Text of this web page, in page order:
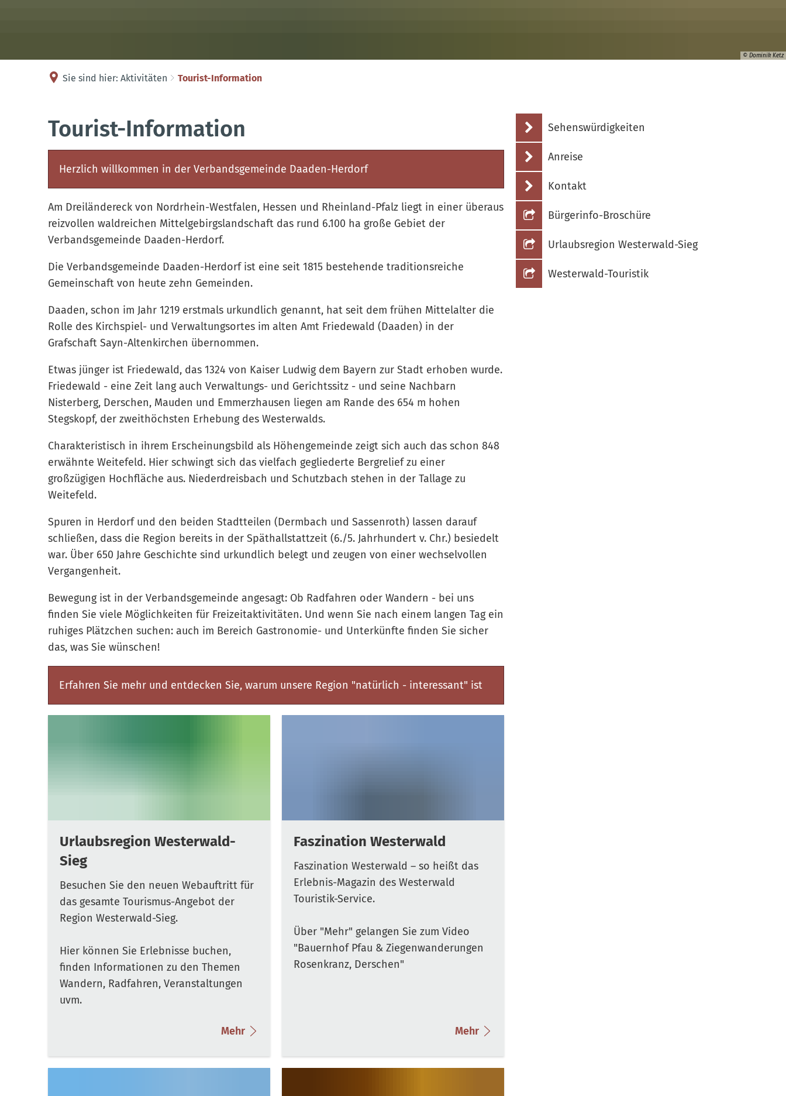
© Dominik Ketz
Sie sind hier: Aktivitäten Tourist-Information
Tourist-
Information
Tourist-Information
Herzlich willkommen in der Verbandsgemeinde Daaden-Herdorf
Am Dreiländereck von Nordrhein-Westfalen, Hessen und Rheinland-Pfalz liegt in einer überaus
reizvollen waldreichen Mittelgebirgslandschaft das rund 6.100 ha große Gebiet der
Verbandsgemeinde Daaden-Herdorf.
Die Verbandsgemeinde Daaden-Herdorf ist eine seit 1815 bestehende traditionsreiche
Gemeinschaft von heute zehn Gemeinden.
Daaden, schon im Jahr 1219 erstmals urkundlich genannt, hat seit dem frühen Mittelalter die
Rolle des Kirchspiel- und Verwaltungsortes im alten Amt Friedewald (Daaden) in der
Grafschaft Sayn-Altenkirchen übernommen.
Etwas jünger ist Friedewald, das 1324 von Kaiser Ludwig dem Bayern zur Stadt erhoben wurde.
Friedewald - eine Zeit lang auch Verwaltungs- und Gerichtssitz - und seine Nachbarn
Nisterberg, Derschen, Mauden und Emmerzhausen liegen am Rande des 654 m hohen
Stegskopf, der zweithöchsten Erhebung des Westerwalds.
Charakteristisch in ihrem Erscheinungsbild als Höhengemeinde zeigt sich auch das schon 848
erwähnte Weitefeld. Hier schwingt sich das vielfach gegliederte Bergrelief zu einer
großzügigen Hochfläche aus. Niederdreisbach und Schutzbach stehen in der Tallage zu
Weitefeld.
Spuren in Herdorf und den beiden Stadtteilen (Dermbach und Sassenroth) lassen darauf
schließen, dass die Region bereits in der Späthallstattzeit (6./5. Jahrhundert v. Chr.) besiedelt
war. Über 650 Jahre Geschichte sind urkundlich belegt und zeugen von einer wechselvollen
Vergangenheit.
Bewegung ist in der Verbandsgemeinde angesagt: Ob Radfahren oder Wandern - bei uns
finden Sie viele Möglichkeiten für Freizeitaktivitäten. Und wenn Sie nach einem langen Tag ein
ruhiges Plätzchen suchen: auch im Bereich Gastronomie- und Unterkünfte finden Sie sicher
das, was Sie wünschen!
Erfahren Sie mehr und entdecken Sie, warum unsere Region "natürlich - interessant" ist
Urlaubsregion Westerwald-
Sieg
Besuchen Sie den neuen Webauftritt für
das gesamte Tourismus-Angebot der
Region Westerwald-Sieg.
Hier können Sie Erlebnisse buchen,
finden Informationen zu den Themen
Wandern, Radfahren, Veranstaltungen
uvm.
Mehr
Faszination Westerwald
Faszination Westerwald – so heißt das
Erlebnis-Magazin des Westerwald
Touristik-Service.
Über "Mehr" gelangen Sie zum Video
"Bauernhof Pfau & Ziegenwanderungen
Rosenkranz, Derschen"
Mehr
Sehenswürdigkeiten
Anreise
Kontakt
Bürgerinfo-Broschüre
Urlaubsregion Westerwald-Sieg
Westerwald-Touristik